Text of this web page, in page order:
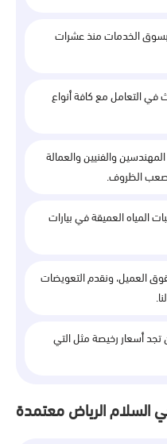
بسوق الخدمات منذ عشرات
في التعامل مع كافة أنواع
والفنيين والعمالة
أصعب الظروف.
المياه العميقة في بيارات
العميل، ونقدم التعويضات
تجد أسعار رخيصة مثل التي
السلام الرياض معتمدة